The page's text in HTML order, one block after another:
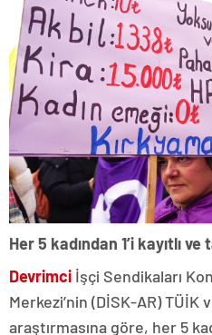
Her 5 kadından 1’i kayıtlı ve
Devrimci İşçi Sendikaları
Merkezi’nin (DİSK-AR)
araştırmasına göre, her 5